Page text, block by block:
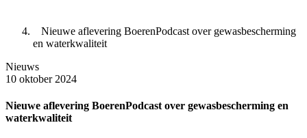
Nieuwe aflevering BoerenPodcast over gewasbescherming
en waterkwaliteit
Nieuws
10 oktober 2024
Nieuwe aflevering BoerenPodcast over gewasbescherming en
waterkwaliteit